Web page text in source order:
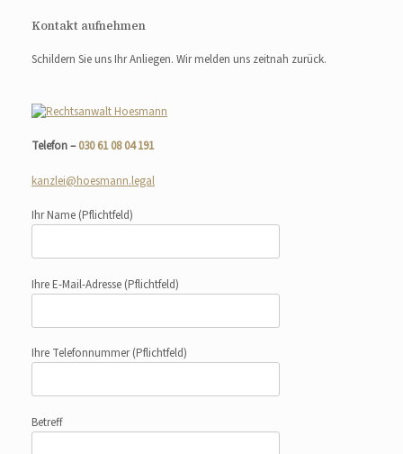
Kontakt aufnehmen
Schildern Sie uns Ihr Anliegen. Wir melden uns zeitnah zurück.
Telefon –030 61 08 04 191
kanzlei@hoesmann.legal
Ihr Name (Pflichtfeld)
Ihre E-Mail-Adresse (Pflichtfeld)
Ihre Telefonnummer(Pflichtfeld)
Betreff